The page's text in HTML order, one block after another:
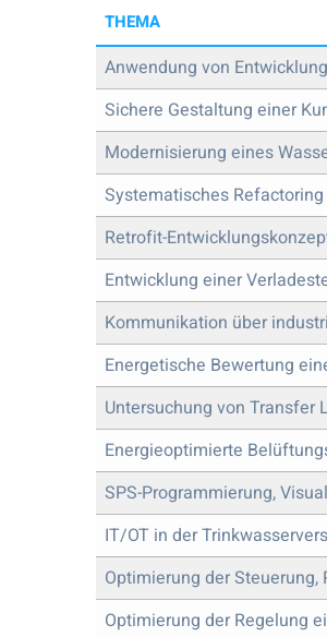
THEMA
Anwendung von
Sichere Gestaltung einer
Modernisierung eines
Systematisches
Retrofit-
Entwicklung einer
Kommunikation über
Energetische Bewertung
Untersuchung von Transfer
Energieoptimierte
SPS-Programmierung,
IT/OT in der
Optimierung der
Optimierung der Regelung